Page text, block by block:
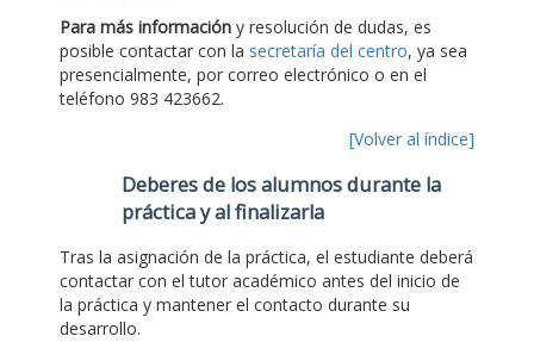
Para más información y resolución de dudas, es
posible contactar con la secretaría del centro, ya sea
presencialmente, por correo electrónico o en el
teléfono 983 423662.
[Volver al índice]
Deberes de los alumnos durante la
práctica y al finalizarla
Tras la asignación de la práctica, el estudiante deberá
contactar con el tutor académico antes del inicio de
la práctica y mantener el contacto durante su
desarrollo.